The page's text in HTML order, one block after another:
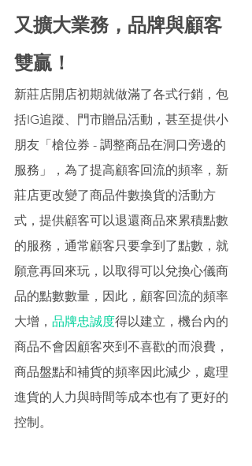
又擴大業務，品牌與顧客
雙贏！
新莊店開店初期就做滿了各式行銷，包
括IG追蹤、門市贈品活動，甚至提供小
朋友「槍位券 - 調整商品在洞口旁邊的
服務」，為了提高顧客回流的頻率，新
莊店更改變了商品件數換貨的活動方
式，提供顧客可以退還商品來累積點數
的服務，通常顧客只要拿到了點數，就
願意再回來玩，以取得可以兌換心儀商
品的點數數量，因此，顧客回流的頻率
大增， 品牌忠誠度得以建立，機台內的
商品不會因顧客夾到不喜歡的而浪費，
商品盤點和補貨的頻率因此減少，處理
進貨的人力與時間等成本也有了更好的
控制。